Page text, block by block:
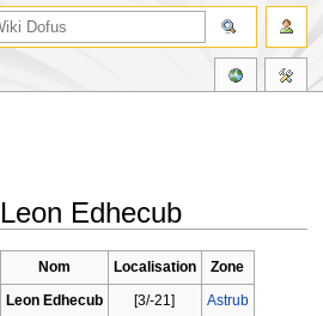
Leon Edhecub
à
la
à
la
Nom Localisation
Zone
Leon Edhecub
[3/-21] Astrub